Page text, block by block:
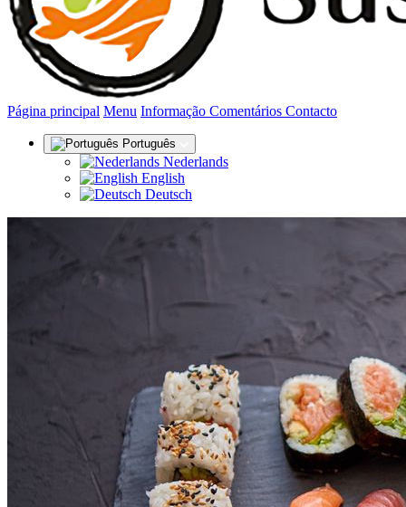
Página principal Menu Informação Comentários Contacto(actual)
Português
Nederlands
English
Deutsch